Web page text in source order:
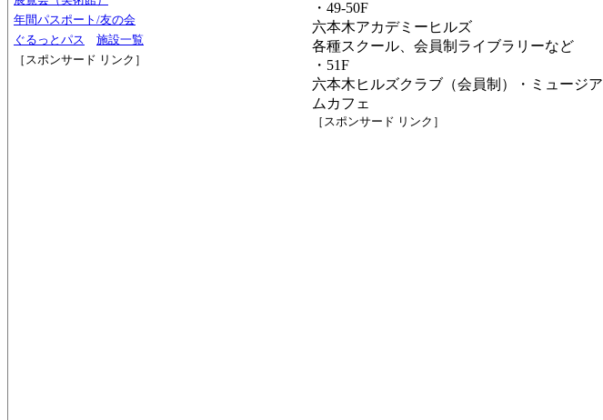
年間パスポート/友の会
ぐるっとパス
施設一覧
［スポンサード リンク］
・49-50F
六本木アカデミーヒルズ
各種スクール、会員制ライブラリーなど
・51F
六本木ヒルズクラブ（会員制）・ミュージア
ムカフェ
［スポンサード リンク］